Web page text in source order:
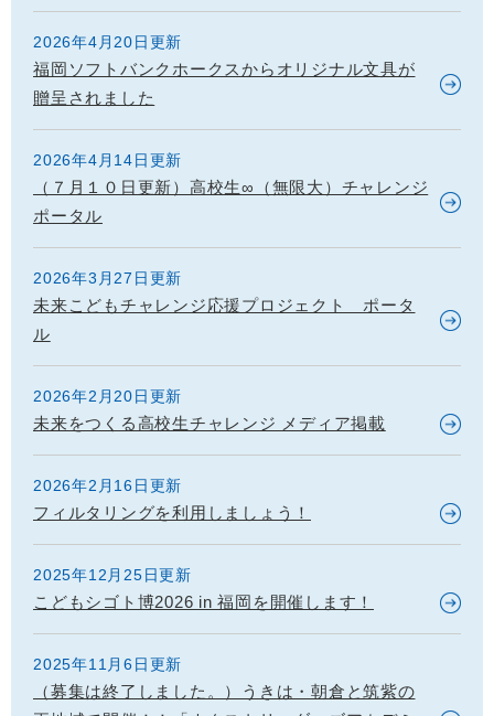
2026年4月20日更新
福岡ソフトバンクホークスからオリジナル文具が
贈呈されました
2026年4月14日更新
（７月１０日更新）高校生∞（無限大）チャレンジ
ポータル
2026年3月27日更新
未来こどもチャレンジ応援プロジェクト ポータ
ル
2026年2月20日更新
未来をつくる高校生チャレンジ メディア掲載
2026年2月16日更新
フィルタリングを利用しましょう！
2025年12月25日更新
こどもシゴト博2026 in 福岡を開催します！
2025年11月6日更新
（募集は終了しました。）うきは・朝倉と筑紫の